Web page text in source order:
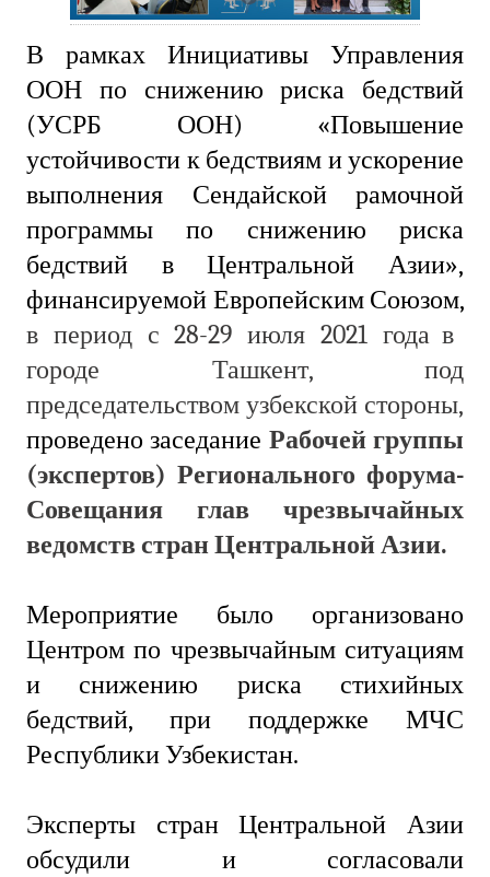
В рамках Инициативы Управления
ООН по снижению риска бедствий
(УСРБ ООН) «Повышение
устойчивости к бедствиям и ускорение
выполнения Сендайской рамочной
программы по снижению риска
бедствий в Центральной Азии»,
финансируемой Европейским Союзом,
в период с 28-29 июля 2021 года в
городе Ташкент, под
председательством узбекской стороны,
проведено заседание Рабочей группы
(экспертов) Регионального форума-
Совещания глав чрезвычайных
ведомств стран Центральной Азии.
Мероприятие было организовано
Центром по чрезвычайным ситуациям
и снижению риска стихийных
бедствий, при поддержке МЧС
Республики Узбекистан.
Эксперты стран Центральной Азии
обсудили и согласовали